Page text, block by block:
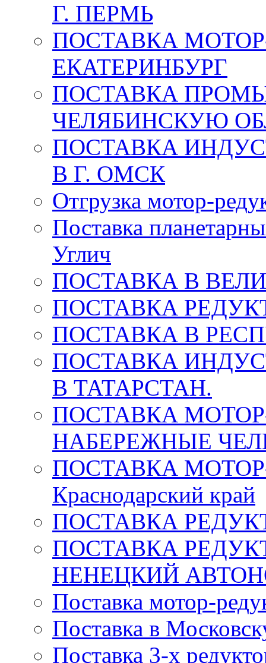
Г. ПЕРМЬ
ПОСТАВКА
ЕКАТЕРИНБУРГ
ПОСТАВКА
ЧЕЛЯБИНСКУЮ
ПОСТАВКА
В Г. ОМСК
Отгрузка мотор-
Поставка
Углич
ПОСТАВКА В
ПОСТАВКА
ПОСТАВКА В
ПОСТАВКА
В ТАТАРСТАН.
ПОСТАВКА
НАБЕРЕЖНЫЕ
ПОСТАВКА
Краснодарский край
ПОСТАВКА
ПОСТАВКА
НЕНЕЦКИЙ
Поставка мотор-
Поставка в
Поставка 3-х